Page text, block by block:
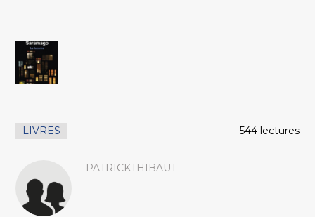
LIVRES 544 lectures
PATRICKTHIBAUT